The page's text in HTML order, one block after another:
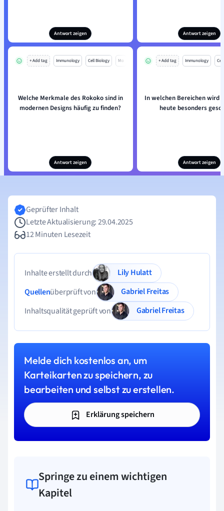
Antwort zeigen Antwort zeigen
+ Add tag Immunology Cell Biology Mo
Welche Merkmale des Rokoko sind in
modernen Designs häufig zu finden?
Antwort zeigen
+ Add tag Immunology
In welchen Bereichen wird
heute besonders
Antwort zeigen
Geprüfter Inhalt
Letzte Aktualisierung: 29.04.2025
12 Minuten Lesezeit
Inhalte erstellt durch
Lily Hulatt
Quellenüberprüft von
Gabriel Freitas
Inhaltsqualität geprüft von
Gabriel Freitas
Melde dich kostenlos an, um
Karteikarten zu speichern, zu
bearbeiten und selbst zu erstellen.
Erklärung speichern
Springe zu einem wichtigen
Kapitel